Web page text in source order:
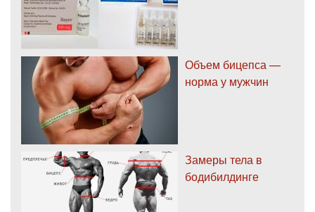
Объем бицепса —
норма у мужчин
Замеры тела в
бодибилдинге